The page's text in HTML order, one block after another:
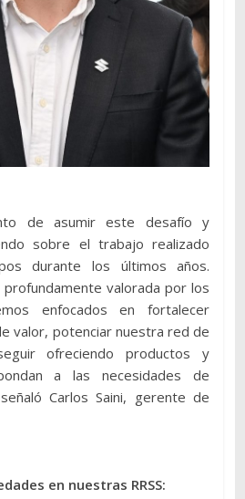
de asumir este desafío y
sobre el trabajo realizado
durante los últimos años.
profundamente valorada por los
enfocados en fortalecer
valor, potenciar nuestra red de
ofreciendo productos y
a las necesidades de
Carlos Saini, gerente de
en nuestras RRSS: